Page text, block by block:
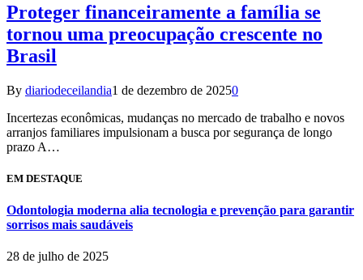
Proteger financeiramente a família se
tornou uma preocupação crescente no
Brasil
By diariodeceilandia1 de dezembro de 20250
Incertezas econômicas, mudanças no mercado de trabalho e novos
arranjos familiares impulsionam a busca por segurança de longo
prazo A…
EM DESTAQUE
Odontologia moderna alia tecnologia e prevenção para garantir
sorrisos mais saudáveis
28 de julho de 2025